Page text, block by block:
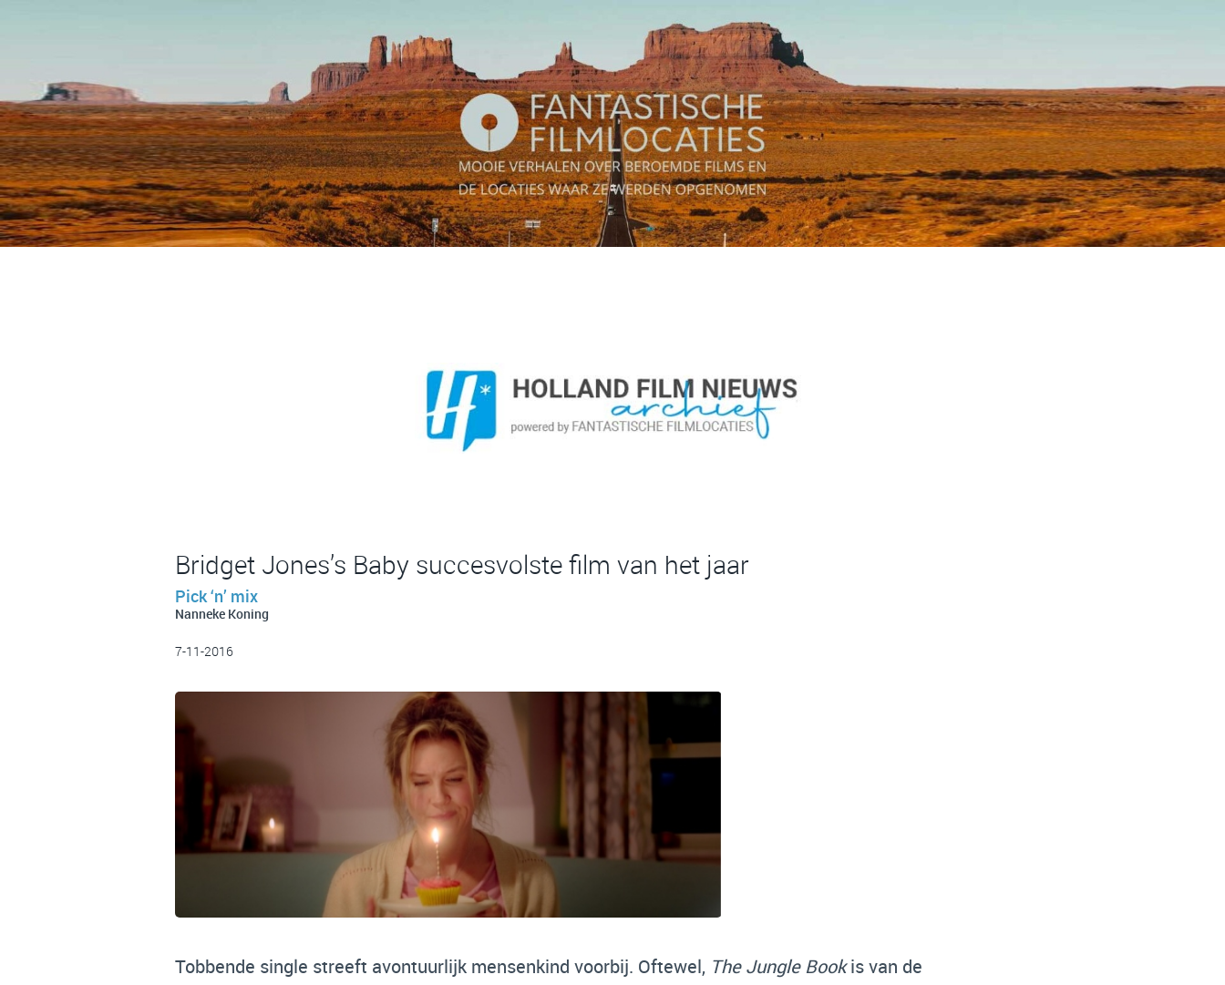
Bridget Jones’s Baby succesvolste film van het jaar
Pick ‘n’ mix
Nanneke Koning
7-11-2016
Tobbende single streeft avontuurlijk mensenkind voorbij. Oftewel, The Jungle Bookis van de